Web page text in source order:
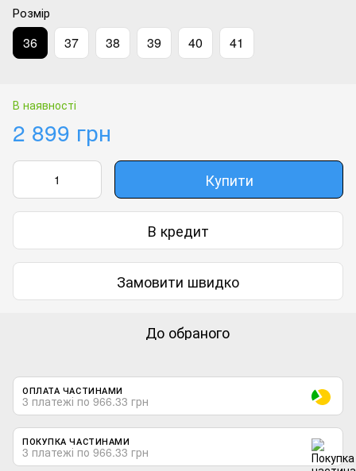
Розмір
36 37 38 39 40 41
В наявності
2 899 грн
Купити
В кредит
Замовити швидко
До обраного
ОПЛАТА ЧАСТИНАМИ
3 платежі по 966.33 грн
ПОКУПКА ЧАСТИНАМИ
3 платежі по 966.33 грн